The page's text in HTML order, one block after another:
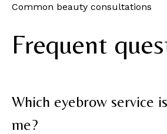
Common beauty consultations
Frequent
Which eyebrow service
me?